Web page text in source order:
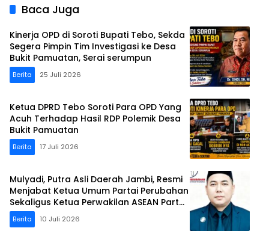
Baca Juga
Kinerja OPD di Soroti Bupati Tebo, Sekda
Segera Pimpin Tim Investigasi ke Desa
Bukit Pamuatan, Serai serumpun
Berita 25 Juli 2026
Ketua DPRD Tebo Soroti Para OPD Yang
Acuh Terhadap Hasil RDP Polemik Desa
Bukit Pamuatan
Berita 17 Juli 2026
Mulyadi, Putra Asli Daerah Jambi, Resmi
Menjabat Ketua Umum Partai Perubahan
Sekaligus Ketua Perwakilan ASEAN Partai
Perubahan di Malaysia
Berita 10 Juli 2026